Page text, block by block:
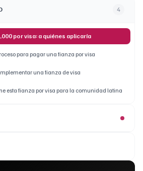
4
por visa: a quiénes aplicaría
para pagar una fianza por visa
una fianza de visa
esta fianza por visa para la comunidad latina